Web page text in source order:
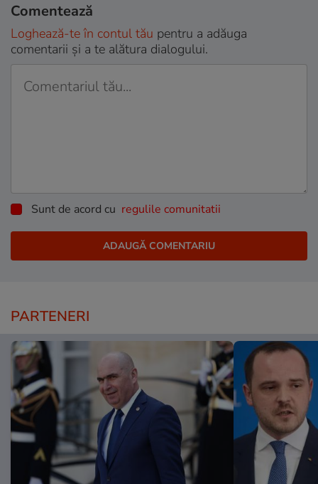
Comentează
Loghează-te în contul tău pentru a adăuga
comentarii și a te alătura dialogului.
Sunt de acord cu regulile comunitatii
PARTENERI